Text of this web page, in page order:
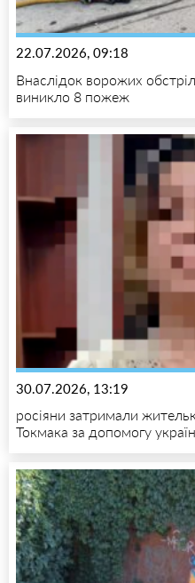
22.07.2026, 09:18
Внаслідок ворожих
виникло 8 пожеж
30.07.2026, 13:19
росіяни затримали
Токмака за допомогу